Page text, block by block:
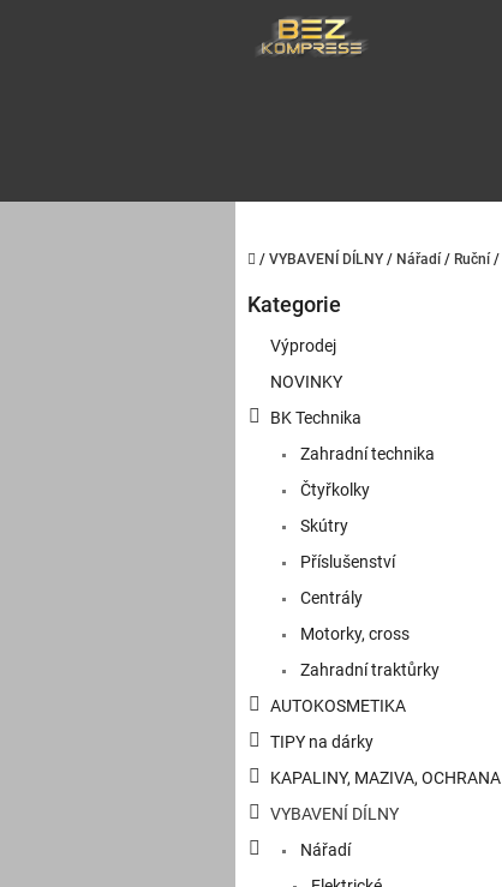
Domů
/ VYBAVENÍ DÍLNY / Nářadí / Ruční /
Přeskočit
Kategorie
Výprodej
NOVINKY
BK Technika
Zahradní technika
Čtyřkolky
Skútry
Příslušenství
Centrály
Motorky, cross
Zahradní traktůrky
AUTOKOSMETIKA
TIPY na dárky
KAPALINY, MAZIVA, OCHRANA
VYBAVENÍ DÍLNY
Nářadí